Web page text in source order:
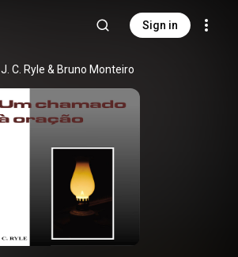
Sign in
J. C. Ryle & Bruno Monteiro